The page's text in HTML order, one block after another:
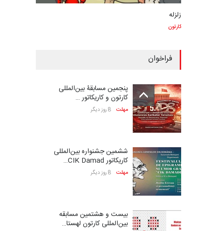
زلزله
کارتون
فراخوان
پنجمین مسابقۀ بین‌المللی
کارتون و کاریکاتور …
مهلت 8 روز دیگر
ششمین جشنواره بین‌المللی
کاریکاتور CIK Damad…
مهلت 8 روز دیگر
بیست و هشتمین مسابقه
بین‌المللی کارتون لهستا…